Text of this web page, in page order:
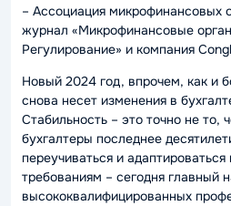
– Ассоциация микрофинансовых
журнал «Микрофинансовые
Регулирование» и компания
Новый 2024 год, впрочем, как и
снова несет изменения в
Стабильность – это точно не то,
бухгалтеры последнее
переучиваться и
требованиям – сегодня главный
высококвалифицированных